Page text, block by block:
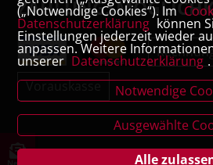
Vorauskasse
(„Notwendige Cookies“). Im
Datenschutzerklärung können
Einstellungen jederzeit wieder
anpassen. Weitere
unserer Datenschutzerklärung .
Notwendige
Ausgewählte
Alle